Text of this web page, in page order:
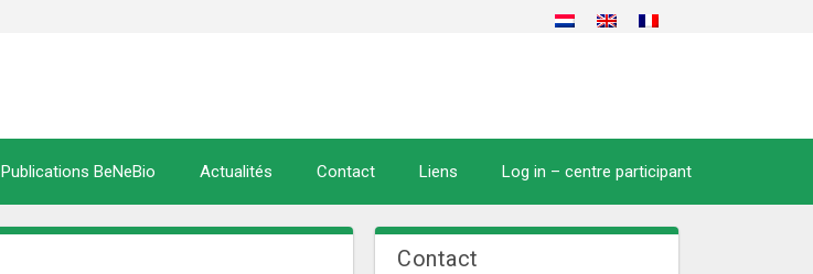
Publications BeNeBio Actualités Contact Liens Log in – centre participant
Contact